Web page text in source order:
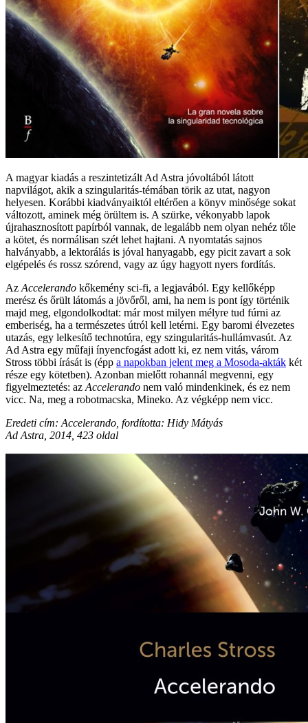
A magyar kiadás a reszintetizált Ad Astra jóvoltából látott
napvilágot, akik a szingularitás-témában törik az utat, nagyon
helyesen. Korábbi kiadványaiktól eltérően a könyv minősége sokat
változott, aminek még örültem is. A szürke, vékonyabb lapok
újrahasznosított papírból vannak, de legalább nem olyan nehéz tőle
a kötet, és normálisan szét lehet hajtani. A nyomtatás sajnos
halványabb, a lektorálás is jóval hanyagabb, egy picit zavart a sok
elgépelés és rossz szórend, vagy az úgy hagyott nyers fordítás.
Az Accelerando kőkemény sci-fi, a legjavából. Egy kellőképp
merész és őrült látomás a jövőről, ami, ha nem is pont így történik
majd meg, elgondolkodtat: már most milyen mélyre tud fúrni az
emberiség, ha a természetes útról kell letérni. Egy baromi élvezetes
utazás, egy lelkesítő technotúra, egy szingularitás-hullámvasút. Az
Ad Astra egy műfaji ínyencfogást adott ki, ez nem vitás, várom
Stross többi írását is (épp a napokban jelent meg a Mosoda-akták két
része egy kötetben). Azonban mielőtt rohannál megvenni, egy
figyelmeztetés: az Accelerando nem való mindenkinek, és ez nem
vicc. Na, meg a robotmacska, Mineko. Az végképp nem vicc.
Eredeti cím: Accelerando, fordította: Hidy Mátyás
Ad Astra, 2014, 423 oldal